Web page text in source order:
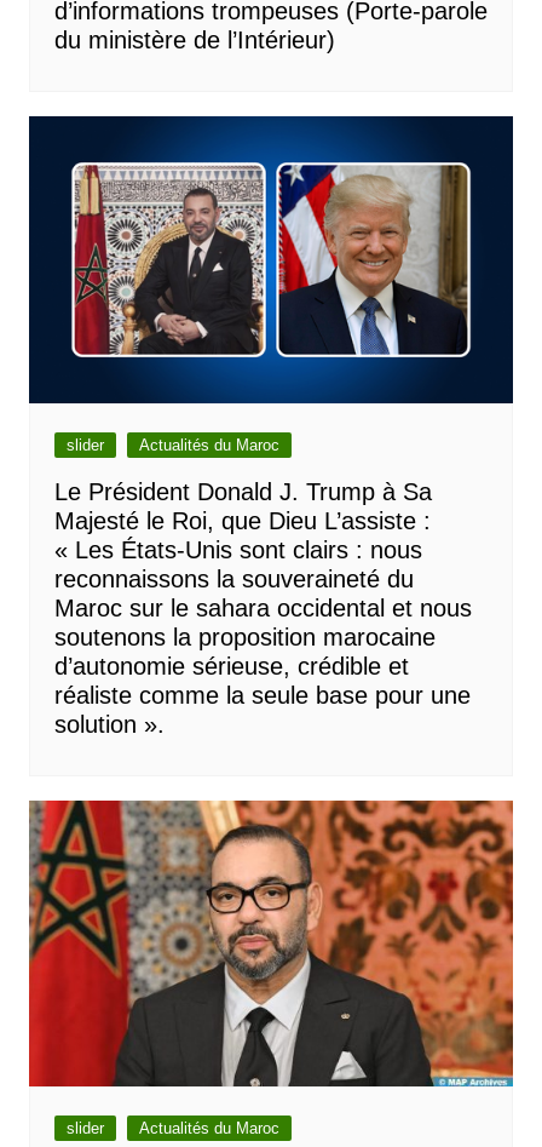
d’informations trompeuses (Porte-parole
du ministère de l’Intérieur)
slider Actualités du Maroc
Le Président Donald J. Trump à Sa
Majesté le Roi, que Dieu L’assiste :
« Les États-Unis sont clairs : nous
reconnaissons la souveraineté du
Maroc sur le sahara occidental et nous
soutenons la proposition marocaine
d’autonomie sérieuse, crédible et
réaliste comme la seule base pour une
solution ».
slider Actualités du Maroc